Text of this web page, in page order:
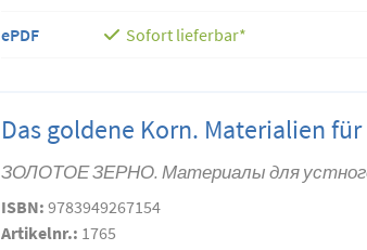
ePDF Sofort lieferbar*
Das goldene Korn. Materialien
ЗОЛОТОЕ ЗЕРНО. Материалы для устного
ISBN: 9783949267154
Artikelnr.: 1765